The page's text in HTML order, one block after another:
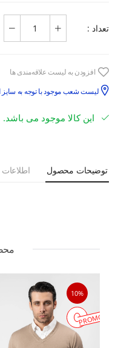
تعداد :
افزودن به لیست علاقه‌مندی ها
لیست شعب موجود با توجه به سایز
این کالا موجود می باشد.
توضیحات محصول
10%